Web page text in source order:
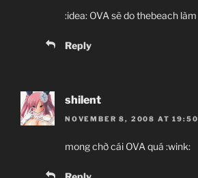
:idea: OVA sẽ do thebeach làm
Reply
shilent
NOVEMBER 8, 2008 AT 19:50
mong chờ cái OVA quá :wink: